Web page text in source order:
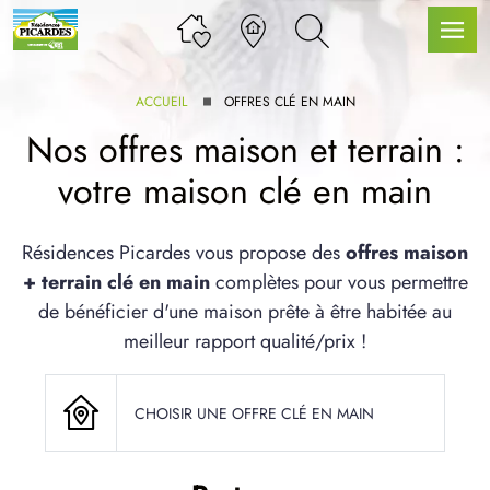
GAMME
SERVICE BDL EXTENSION
ARTICLES
ACCUEIL OFFRES CLÉ EN MAIN
Nos offres maison et terrain :
votre maison clé en main
Résidences Picardes vous propose desoffres maison
+ terrain clé en maincomplètes pour vous permettre
de bénéficier d'une maison prête à être habitée au
meilleur rapport qualité/prix !
CHOISIR UNE OFFRE CLÉ EN MAIN